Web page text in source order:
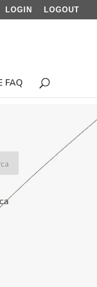
LOGIN LOGOUT
FAQ